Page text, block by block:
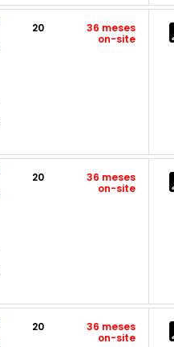
20
36 meses
on-site
20
36 meses
on-site
20
36 meses
on-site